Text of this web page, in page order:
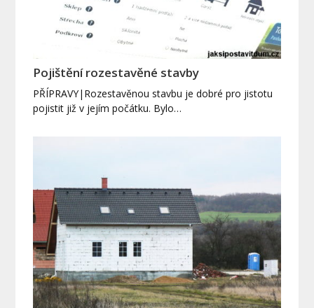
Pojištění rozestavěné stavby
PŘÍPRAVY|Rozestavěnou stavbu je dobré pro jistotu
pojistit již v jejím počátku. Bylo…